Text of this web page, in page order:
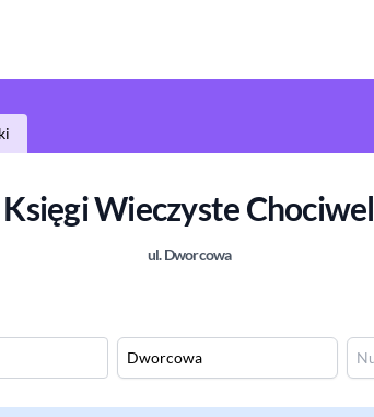
Księgi WieczysteChociwel
ul.Dworcowa